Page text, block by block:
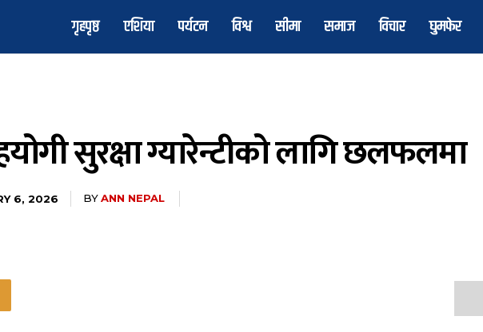
गृहपृष्ठ एशिया पर्यटन विश्व सीमा समाज विचार घुमफेर
सुरक्षा ग्यारेन्टीको लागि छलफलमा
6, 2026 BYANN NEPAL